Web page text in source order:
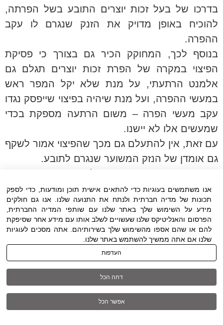
בדרכו של בעל זכות יוצרים התובע בשל הפרתה,
להוכיח באופן מדויק את הזנק שנגרם לו עקב
ההפרה.
בנוסף לכך, המחוקק הכיר גם בצורך כי פסיקת
הפיצוי במקרה של הפרת זכות יוצרים תגלם גם
אלמנט הרתעתי, על מנת שלא יקל המפר ראש
במעשי ההפרה, ועל מנת שיהיה בפיצוי שייפסק נגדו
עקב מעשי הפרה – משום הרתעה מספקת בכדי
שמעשים אלו לא יישנו.
עם זאת, אין להתעלם גם מכך שהפיצוי אמור לשקף
גם אומדן של הנזק המשוער שנגרם לתובע.
שהיה קיים בפקודת זכות יוצרים קבע סכום "רצפה"
וסכום "תקרה" לפיצוי ללא הוכחת נזק. טווח
הסכומים נע תחילה בין סכומים נמוכים ביותר,
ומאוחר יותר, הגיע טווח הסכומים ל- 10,000 ₪ עד
20,000 ₪ להפרה, שזהו טווח הסכומים שהיה
בתוקף החל משנת 1989 ועד לחקיקתו של חוק זכות
בפסיקתם של בתי המשפט, לרבות בית המשפט
העליון, הושמעה בעבר ביקורת על קביעתו של סכום
אנו משתמשים בעוגיות כדי להתאים אישית תוכן ומודעות, כדי לספק
תכונות של מדיה חברתית ולנתח את התנועה שלנו. אנו גם חולקים
מידע על השימוש שלך באתר שלנו עם שותפי המדיה החברתית,
הפרסום והאנליטיקס שלנו שעשויים לשלב אותו עם מידע אחר שסיפקת
להם או שהם אספו מהשימוש שלך בשירותיהם. אתה מסכים לעוגיות
שלנו אם אתה ממשיך להשתמש באתר שלנו.
העדפות
דחה הכל
אפשר הכל